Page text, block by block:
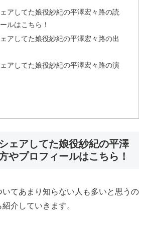
アしてた娘役紗紀の平澤宏々路の読
ルはこちら！
アしてた娘役紗紀の平澤宏々路の出
アしてた娘役紗紀の平澤宏々路の演
ェアしてた娘役紗紀の平澤
やプロフィールはこちら！
いてあまり知らない人も多いと思うの
介していきます。